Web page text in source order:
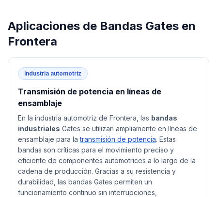
Aplicaciones de Bandas Gates en
Frontera
Industria automotriz
Transmisión de potencia en líneas de
ensamblaje
En la industria automotriz de Frontera, las bandas
industriales Gates se utilizan ampliamente en líneas de
ensamblaje para latransmisión de potencia. Estas
bandas son críticas para el movimiento preciso y
eficiente de componentes automotrices a lo largo de la
cadena de producción. Gracias a su resistencia y
durabilidad, las bandas Gates permiten un
funcionamiento continuo sin interrupciones,